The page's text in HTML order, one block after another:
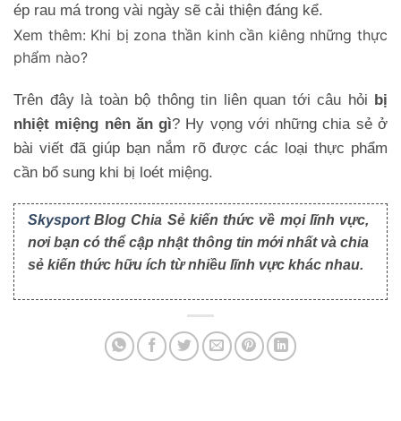
ép rau má trong vài ngày sẽ cải thiện đáng kể.
Xem thêm: Khi bị zona thần kinh cần kiêng những thực
phẩm nào?
Trên đây là toàn bộ thông tin liên quan tới câu hỏi bị
nhiệt miệng nên ăn gì? Hy vọng với những chia sẻ ở
bài viết đã giúp bạn nắm rõ được các loại thực phẩm
cần bổ sung khi bị loét miệng.
SkysportBlog Chia Sẻ kiến thức về mọi lĩnh vực,
nơi bạn có thể cập nhật thông tin mới nhất và chia
sẻ kiến thức hữu ích từ nhiều lĩnh vực khác nhau.